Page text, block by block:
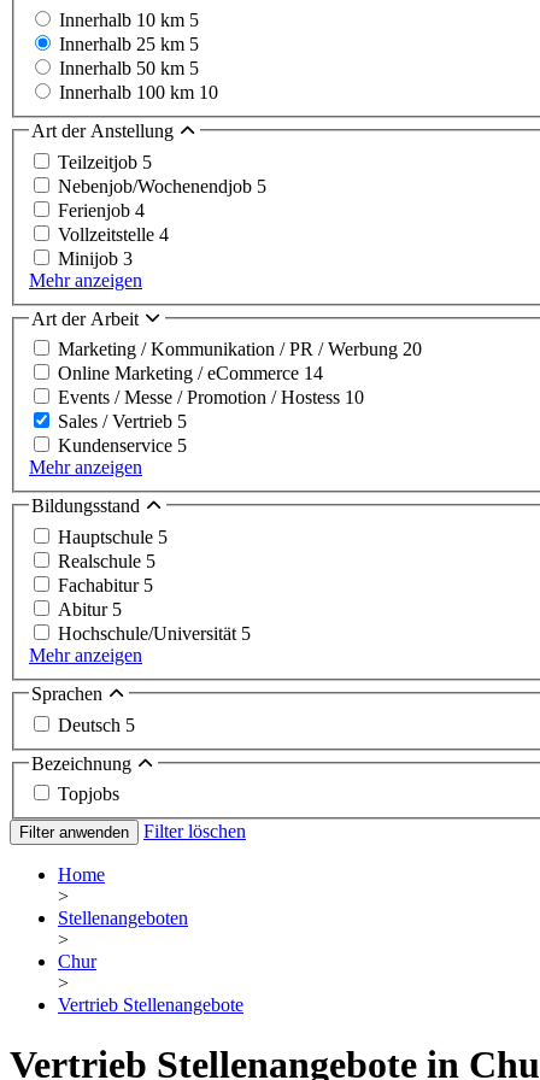
Innerhalb 10 km 5
Innerhalb 25 km 5
Innerhalb 50 km 5
Innerhalb 100 km 10
Art der Anstellung
Teilzeitjob 5
Nebenjob/Wochenendjob 5
Ferienjob 4
Vollzeitstelle 4
Minijob 3
Mehr anzeigen
Art der Arbeit
Marketing / Kommunikation / PR / Werbung 20
Online Marketing / eCommerce 14
Events / Messe / Promotion / Hostess 10
Sales / Vertrieb 5
Kundenservice 5
Mehr anzeigen
Bildungsstand
Hauptschule 5
Realschule 5
Fachabitur 5
Abitur 5
Hochschule/Universität 5
Mehr anzeigen
Sprachen
Deutsch 5
Bezeichnung
Topjobs
Filter anwenden Filter löschen
Home
>
Stellenangeboten
>
Chur
>
Vertrieb Stellenangebote
Vertrieb Stellenangebote in